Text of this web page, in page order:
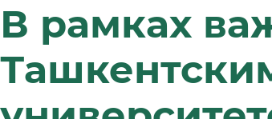
В рамках